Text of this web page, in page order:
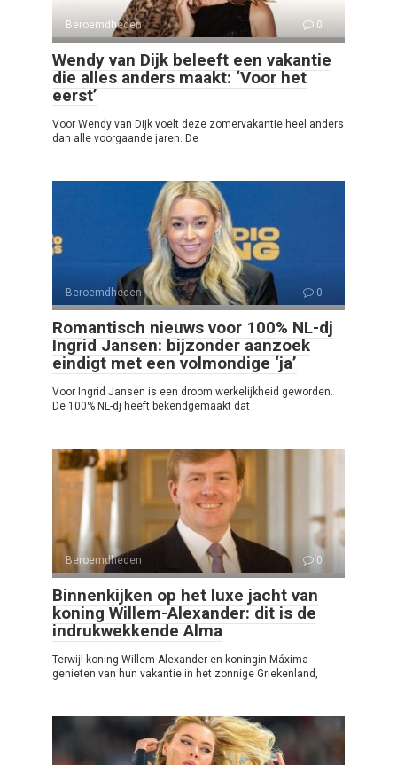
Beroemdheden 0
Wendy van Dijk beleeft een vakantie
die alles anders maakt: ‘Voor het
eerst’
Voor Wendy van Dijk voelt deze zomervakantie heel anders
dan alle voorgaande jaren. De
Beroemdheden 0
Romantisch nieuws voor 100% NL-dj
Ingrid Jansen: bijzonder aanzoek
eindigt met een volmondige ‘ja’
Voor Ingrid Jansen is een droom werkelijkheid geworden.
De 100% NL-dj heeft bekendgemaakt dat
Beroemdheden 0
Binnenkijken op het luxe jacht van
koning Willem-Alexander: dit is de
indrukwekkende Alma
Terwijl koning Willem-Alexander en koningin Máxima
genieten van hun vakantie in het zonnige Griekenland,